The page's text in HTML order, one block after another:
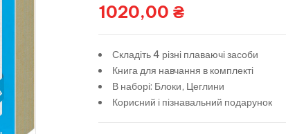
1020,00 ₴
Складіть 4 різні плаваючі засоби
Книга для навчання в комплекті
В наборі: Блоки, Цеглини
Корисний і пізнавальний подарунок